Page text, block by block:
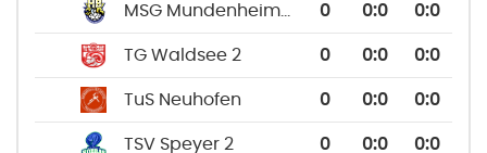
0 0:0 0:0
TG Waldsee 2 0 0:0 0:0
TuS Neuhofen 0 0:0 0:0
TSV Speyer 2 0 0:0 0:0